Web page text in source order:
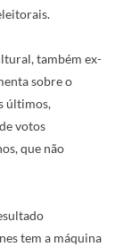
também ex-
sobre o
últimos,
votos
que não
tem a máquina